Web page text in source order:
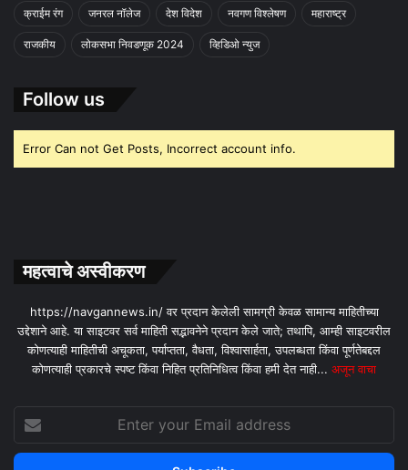
क्राईम रंग जनरल नॉलेज देश विदेश नवगण विश्लेषण महाराष्ट्र
राजकीय लोकसभा निवडणूक 2024 व्हिडिओ न्युज
Follow us
Error Can not Get Posts, Incorrect account info.
महत्वाचे अस्वीकरण
https://navgannews.in/ वर प्रदान केलेली सामग्री केवळ सामान्य माहितीच्या
उद्देशाने आहे. या साइटवर सर्व माहिती सद्भावनेने प्रदान केले जाते; तथापि, आम्ही साइटवरील
कोणत्याही माहितीची अचूकता, पर्याप्तता, वैधता, विश्वासार्हता, उपलब्धता किंवा पूर्णतेबद्दल
कोणत्याही प्रकारचे स्पष्ट किंवा निहित प्रतिनिधित्व किंवा हमी देत ​​नाही... अजून वाचा
your
Email